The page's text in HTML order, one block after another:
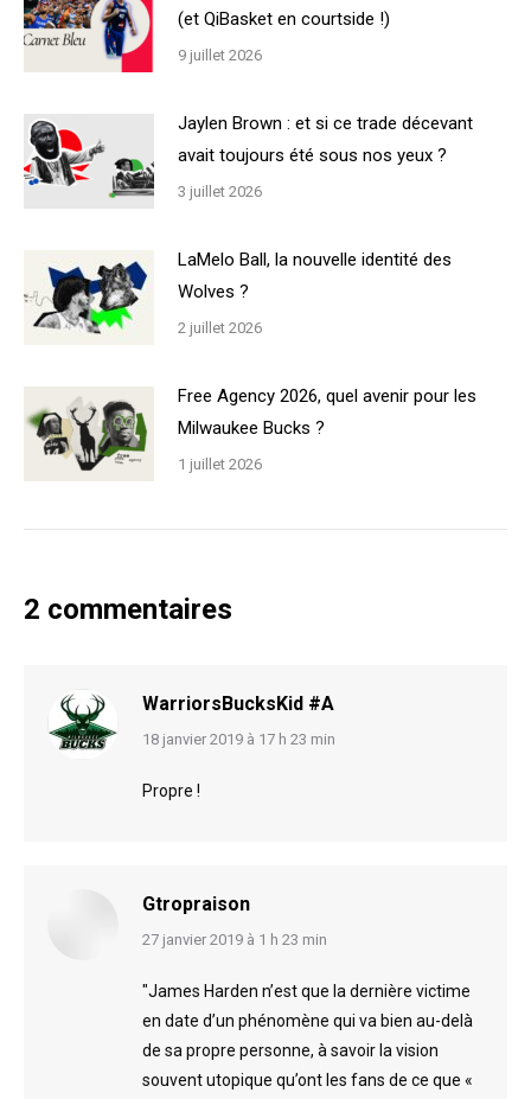
(et QiBasket en courtside !)
9 juillet 2026
Jaylen Brown : et si ce trade décevant
avait toujours été sous nos yeux ?
3 juillet 2026
LaMelo Ball, la nouvelle identité des
Wolves ?
2 juillet 2026
Free Agency 2026, quel avenir pour les
Milwaukee Bucks ?
1 juillet 2026
2 commentaires
WarriorsBucksKid #A
says:
18 janvier 2019 à 17 h 23 min
Propre !
Gtropraison
says:
27 janvier 2019 à 1 h 23 min
"James Harden n’est que la dernière victime
en date d’un phénomène qui va bien au-delà
de sa propre personne, à savoir la vision
souvent utopique qu’ont les fans de ce que «